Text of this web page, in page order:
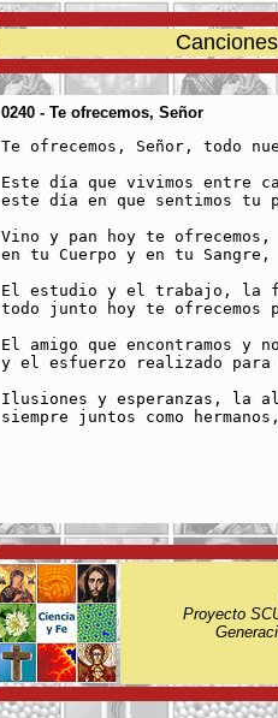
0240 - Te ofrecemos, Señor
Te ofrecemos, Señor, todo
Este día que vivimos entre
este día en que sentimos tu
Vino y pan hoy te
en tu Cuerpo y en tu
El estudio y el trabajo, la
todo junto hoy te ofrecemos
El amigo que encontramos y
y el esfuerzo realizado para
Ilusiones y esperanzas, la
siempre juntos como
Proyecto